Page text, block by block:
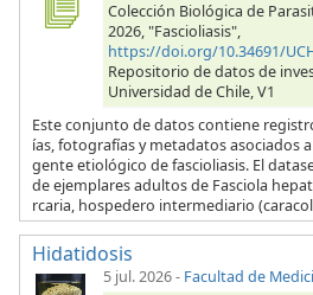
Colección Biológica de
2026, "Fascioliasis",
https://doi.org/10.34691/
Repositorio de datos de
Universidad de Chile, V1
Este conjunto de datos contiene
ías, fotografías y metadatos asociados
gente etiológico de fascioliasis. El
de ejemplares adultos de Fasciola
rcaria, hospedero intermediario
Hidatidosis
5 jul. 2026- Facultad de